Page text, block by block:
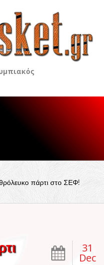
πάρτι στο ΣΕΦ!
31
Dec